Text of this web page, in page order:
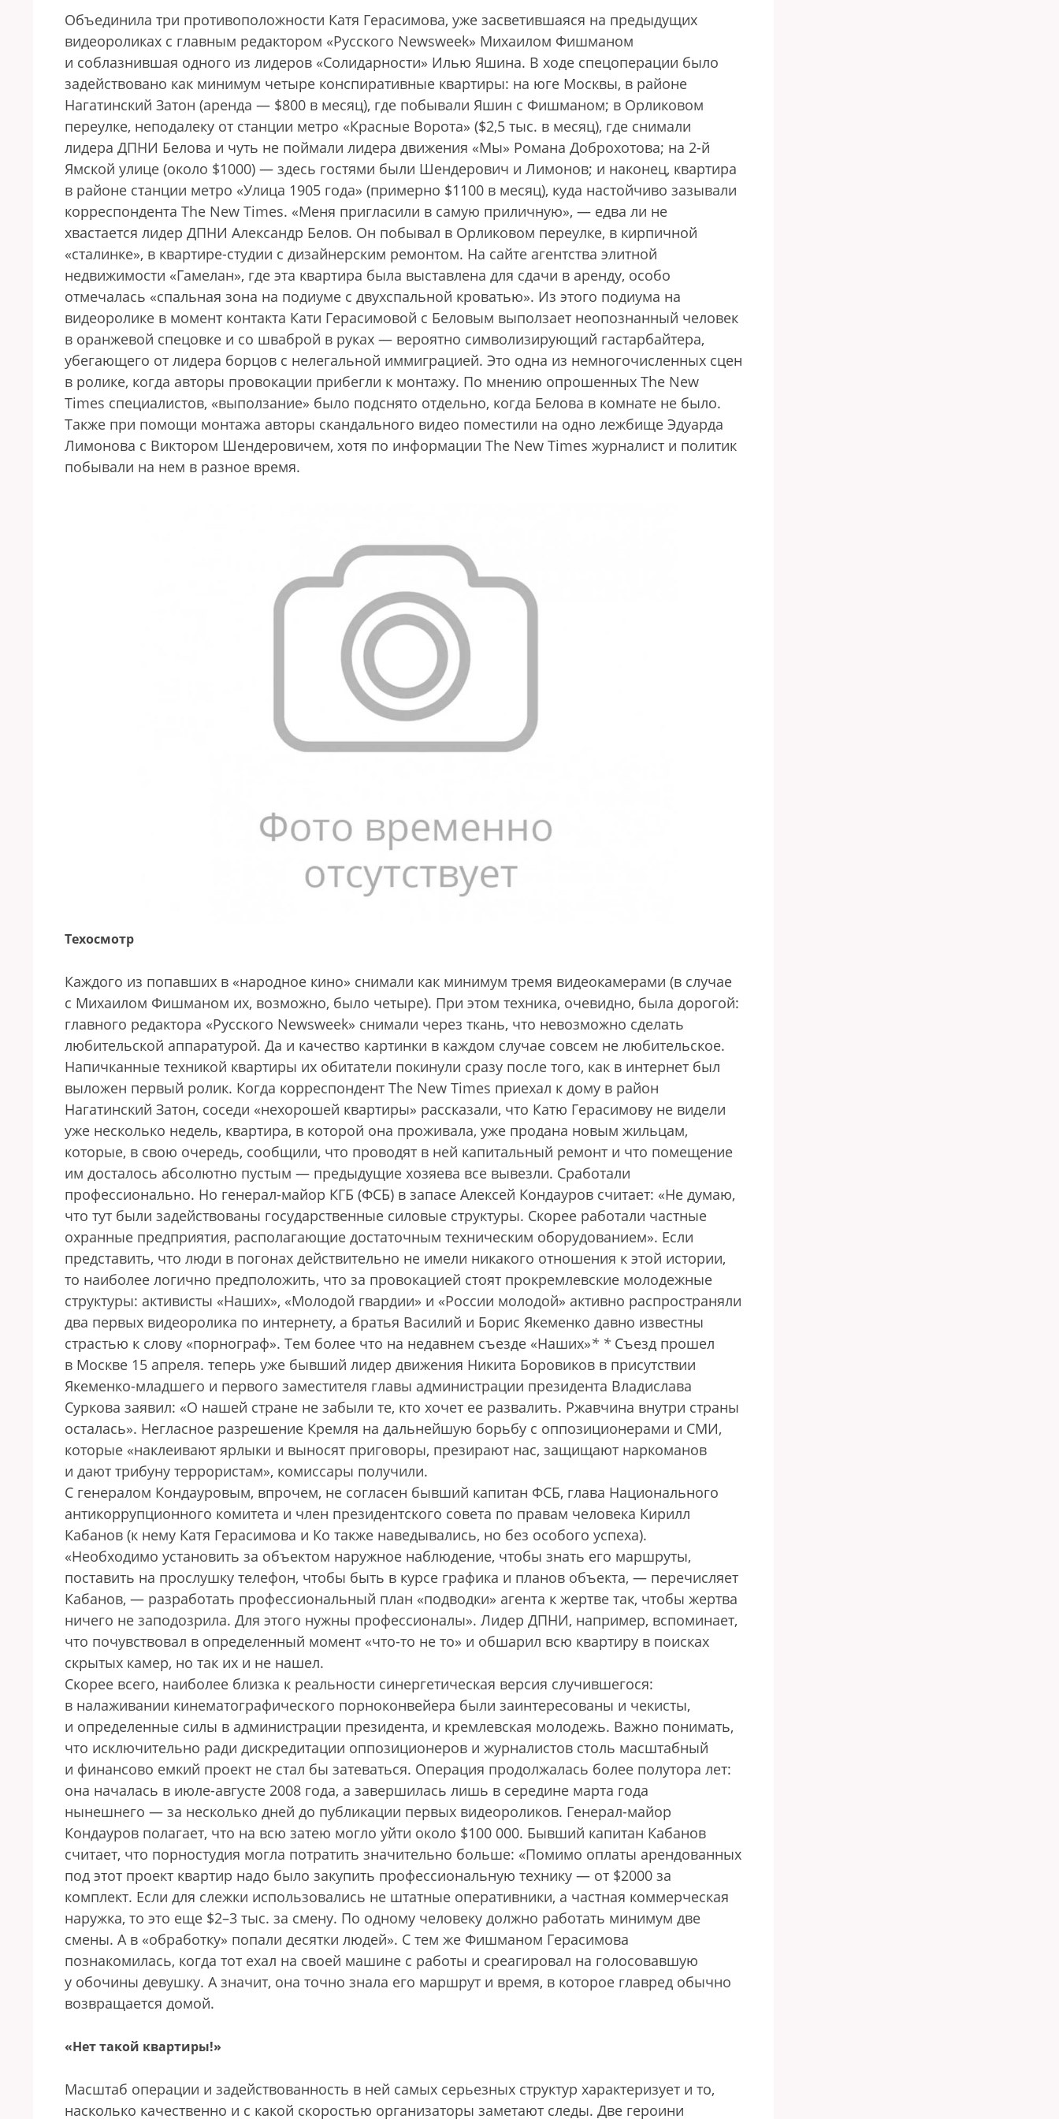
Объединила три противоположности Катя Герасимова, уже засветившаяся на предыдущих
видеороликах с главным редактором «Русского Newsweek» Михаилом Фишманом
и соблазнившая одного из лидеров «Солидарности» Илью Яшина. В ходе спецоперации было
задействовано как минимум четыре конспиративные квартиры: на юге Москвы, в районе
Нагатинский Затон (аренда — $800 в месяц), где побывали Яшин с Фишманом; в Орликовом
переулке, неподалеку от станции метро «Красные Ворота» ($2,5 тыс. в месяц), где снимали
лидера ДПНИ Белова и чуть не поймали лидера движения «Мы» Романа Доброхотова; на 2-й
Ямской улице (около $1000) — здесь гос­тями были Шендерович и Лимонов; и наконец, квартира
в районе станции метро «Улица 1905 года» (примерно $1100 в месяц), куда настойчиво зазывали
корреспондента The New Times. «Меня пригласили в самую приличную», — едва ли не
хвастается лидер ДПНИ Александр Белов. Он побывал в Орликовом переулке, в кирпичной
«сталинке», в квартире-студии с дизайнерским ремонтом. На сайте агентства элитной
недвижимости «Гамелан», где эта квартира была выставлена для сдачи в аренду, особо
отмечалась «спальная зона на подиуме с двухспальной кроватью». Из этого подиума на
видеоролике в момент контакта Кати Герасимовой с Беловым выползает неопознанный человек
в оранжевой спецовке и со шваброй в руках — вероятно символизирующий гастарбайтера,
убегающего от лидера борцов с нелегальной иммиграцией. Это одна из немногочисленных сцен
в ролике, когда авторы провокации прибегли к монтажу. По мнению опрошенных The New
Times специалистов, «выползание» было подснято отдельно, когда Белова в комнате не было.
Также при помощи монтажа авторы скандального видео поместили на одно лежбище Эдуарда
Лимонова с Виктором Шендеровичем, хотя по информации The New Times журналист и политик
побывали на нем в разное время.
Техосмотр
Каждого из попавших в «народное кино» снимали как минимум тремя видеокамерами (в случае
с Михаилом Фишманом их, возможно, было четыре). При этом техника, очевидно, была дорогой:
главного редактора «Русского Newsweek» снимали через ткань, что невозможно сделать
любительской аппаратурой. Да и качество картинки в каждом случае совсем не любительское.
Напичканные техникой квартиры их обитатели покинули сразу после того, как в интернет был
выложен первый ролик. Когда корреспондент The New Times приехал к дому в район
Нагатинский Затон, соседи «нехорошей квартиры» рассказали, что Катю Герасимову не видели
уже несколько недель, квартира, в которой она проживала, уже продана новым жильцам,
которые, в свою очередь, сообщили, что проводят в ней капитальный ремонт и что помещение
им досталось абсолютно пустым — преды­дущие хозяева все вывезли. Сработали
профессионально. Но генерал-майор КГБ (ФСБ) в запасе Алексей Кондауров считает: «Не думаю,
что тут были задействованы государственные силовые структуры. Скорее работали частные
охранные предприятия, располагающие достаточным техническим оборудованием». Если
представить, что люди в погонах действительно не имели никакого отношения к этой истории,
то наиболее логично предположить, что за провокацией стоят прокремлевские молодежные
структуры: активисты «Наших», «Молодой гвардии» и «России молодой» активно распространяли
два первых видеоролика по интернету, а братья Василий и Борис Якеменко давно известны
страстью к слову «порнограф». Тем более что на недавнем съезде «Наших»* * Съезд прошел
в Москве 15 апреля. теперь уже бывший лидер движения Никита Боровиков в присутствии
Якеменко-младшего и первого заместителя главы администрации президента Владислава
Суркова заявил: «О нашей стране не забыли те, кто хочет ее развалить. Ржавчина внутри страны
осталась». Негласное разрешение Кремля на дальнейшую борьбу с оппозиционерами и СМИ,
которые «наклеивают ярлыки и выносят приговоры, презирают нас, защищают наркоманов
и дают трибуну террористам», комиссары получили.
С генералом Кондауровым, впрочем, не согласен бывший капитан ФСБ, глава Национального
антикоррупционного комитета и член президентского совета по правам человека Кирилл
Кабанов (к нему Катя Герасимова и Кo также наведывались, но без особого успеха).
«Необходимо установить за объектом наружное наблюдение, чтобы знать его маршруты,
поставить на прослушку телефон, чтобы быть в курсе графика и планов объекта, — перечисляет
Кабанов, — разработать профессиональный план «подводки» агента к жертве так, чтобы жертва
ничего не заподозрила. Для этого нужны профессионалы». Лидер ДПНИ, например, вспоминает,
что почувствовал в определенный момент «что-то не то» и обшарил всю квартиру в поисках
скрытых камер, но так их и не нашел.
Скорее всего, наиболее близка к реальности синергетическая версия случившегося:
в налаживании кинематографического порноконвейера были заинтересованы и чекисты,
и определенные силы в администрации президента, и кремлевская молодежь. Важно понимать,
что исключительно ради дискредитации оппозиционеров и журналистов столь масштабный
и финансово емкий проект не стал бы затеваться. Операция продолжалась более полутора лет:
она началась в июле-августе 2008 года, а завершилась лишь в середине марта года
нынешнего — за несколько дней до публикации первых видеороликов. Генерал-майор
Кондауров полагает, что на всю затею могло уйти около $100 000. Бывший капитан Кабанов
считает, что порностудия могла потратить значительно больше: «Помимо оплаты арендованных
под этот проект квартир надо было закупить профессиональную технику — от $2000 за
комплект. Если для слежки использовались не штатные оперативники, а частная коммерческая
наружка, то это еще $2–3 тыс. за смену. По одному человеку должно работать минимум две
смены. А в «обработку» попали десятки людей». С тем же Фишманом Герасимова
познакомилась, когда тот ехал на своей машине с работы и среагировал на голосовавшую
у обочины девушку. А значит, она точно знала его маршрут и время, в которое главред обычно
возвращается домой.
«Нет такой квартиры!»
Масштаб операции и задействованность в ней самых серьезных структур характеризует и то,
насколько качественно и с какой скоростью организаторы заметают следы. Две героини